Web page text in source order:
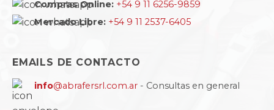
Compras Online: +54 9 11 6256-9859
Mercado Libre: +54 9 11 2537-6405
EMAILS DE CONTACTO
info@abrafersrl.com.ar - Consultas en general